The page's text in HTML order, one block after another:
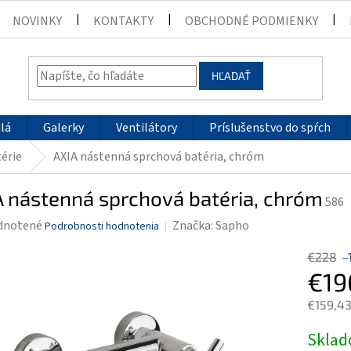
NOVINKY KONTAKTY OBCHODNÉ PODMIENKY
HĽADAŤ
Galerky Ventilátory Príslušenstvo do spŕch
AXIA nástenná sprchová batéria, chróm
nástenná sprchová batéria, chróm 586
Podrobnosti hodnotenia Značka:Sapho
€228
cena: